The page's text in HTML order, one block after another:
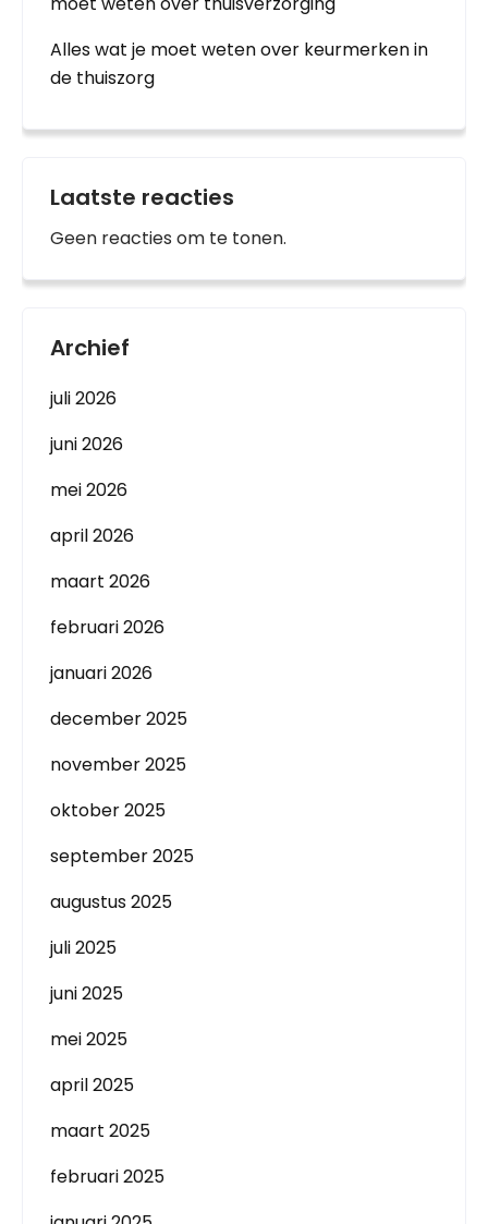
Alles wat je moet weten over keurmerken in
de thuiszorg
Laatste reacties
Geen reacties om te tonen.
Archief
juli 2026
juni 2026
mei 2026
april 2026
maart 2026
februari 2026
januari 2026
december 2025
november 2025
oktober 2025
september 2025
augustus 2025
juli 2025
juni 2025
mei 2025
april 2025
maart 2025
februari 2025